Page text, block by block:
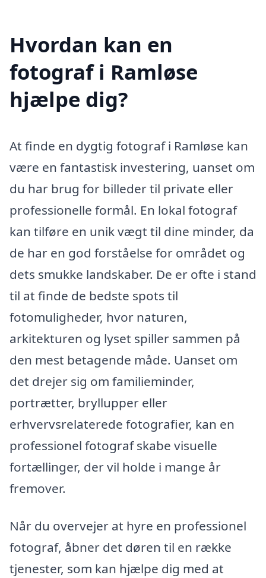
Hvordan kan en
fotograf i Ramløse
hjælpe dig?
At finde en dygtig fotograf i Ramløse kan
være en fantastisk investering, uanset om
du har brug for billeder til private eller
professionelle formål. En lokal fotograf
kan tilføre en unik vægt til dine minder, da
de har en god forståelse for området og
dets smukke landskaber. De er ofte i stand
til at finde de bedste spots til
fotomuligheder, hvor naturen,
arkitekturen og lyset spiller sammen på
den mest betagende måde. Uanset om
det drejer sig om familieminder,
portrætter, bryllupper eller
erhvervsrelaterede fotografier, kan en
professionel fotograf skabe visuelle
fortællinger, der vil holde i mange år
fremover.
Når du overvejer at hyre en professionel
fotograf, åbner det døren til en række
tjenester, som kan hjælpe dig med at